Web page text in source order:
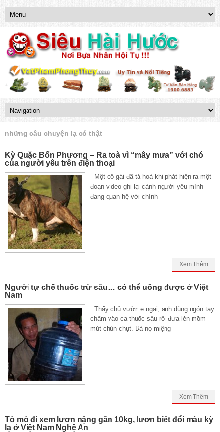
những câu chuyện lạ có thật
Kỳ Quặc Bốn Phương – Ra toà vì “mây mưa” với chó
của người yêu trên điện thoại
Một cô gái đã tá hoả khi phát hiện ra một
đoạn video ghi lại cảnh người yêu mình
đang quan hệ với chính
Xem Thêm
Người tự chế thuốc trừ sâu… có thể uống được ở Việt
Nam
Thấy chủ vườn e ngại, anh dùng ngón tay
chấm vào ca thuốc sâu rồi đưa lên mồm
mút chùn chụt. Bà nọ miệng
Xem Thêm
Tò mò đi xem lươn nặng gần 10kg, lươn biết đổi màu kỳ
lạ ở Việt Nam Nghệ An